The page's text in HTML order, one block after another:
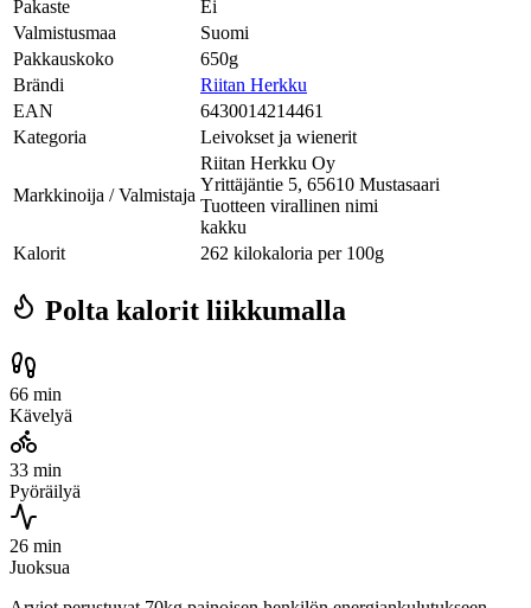
Pakaste
Ei
Valmistusmaa
Suomi
Pakkauskoko
650g
Brändi
Riitan Herkku
EAN
6430014214461
Kategoria
Leivokset ja wienerit
Markkinoija / Valmistaja
Riitan Herkku Oy
Yrittäjäntie 5, 65610 Mustasaari
Tuotteen virallinen nimi
kakku
Kalorit
262 kilokaloria per 100g
Polta kalorit liikkumalla
66 min
Kävelyä
33 min
Pyöräilyä
26 min
Juoksua